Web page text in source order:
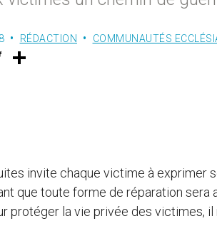
RÉDACTION COMMUNAUTÉS
w
invite chaque victime à exprimer
que toute forme de réparation sera
protéger la vie privée des victimes,